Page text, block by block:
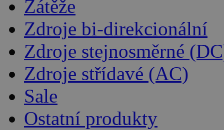
Zátěže
Zdroje bi-direkcionální
Zdroje stejnosměrné
Zdroje střídavé (AC)
Sale
Ostatní produkty